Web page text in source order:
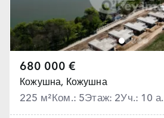
680 000 €
Кожушна, Кожушна
225 м² Ком.: 5Этаж: 2Уч.: 10 а.